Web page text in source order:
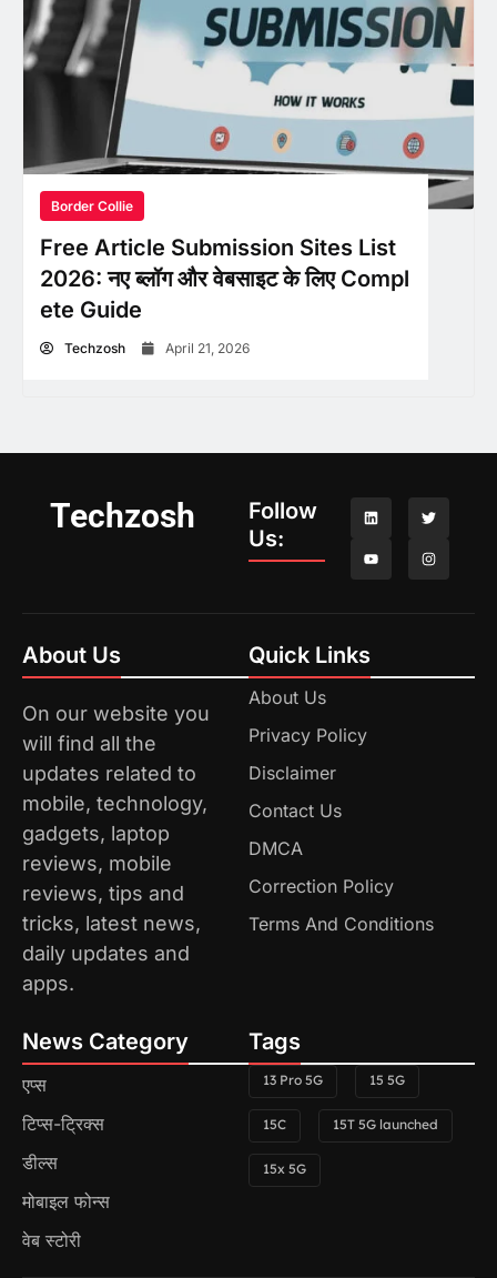
Border Collie
Free Article Submission Sites List
2026: नए ब्लॉग और वेबसाइट के लिए Compl
ete Guide
Techzosh April 21, 2026
Techzosh
Follow
Us:
About Us
On our website you
will find all the
updates related to
mobile, technology,
gadgets, laptop
reviews, mobile
reviews, tips and
tricks, latest news,
daily updates and
apps.
Quick Links
About Us
Privacy Policy
Disclaimer
Contact Us
DMCA
Correction Policy
Terms And Conditions
News Category
एप्स
टिप्स-ट्रिक्स
डील्स
मोबाइल फोन्स
वेब स्टोरी
Tags
13 Pro 5G 15 5G
15C 15T 5G launched
15x 5G